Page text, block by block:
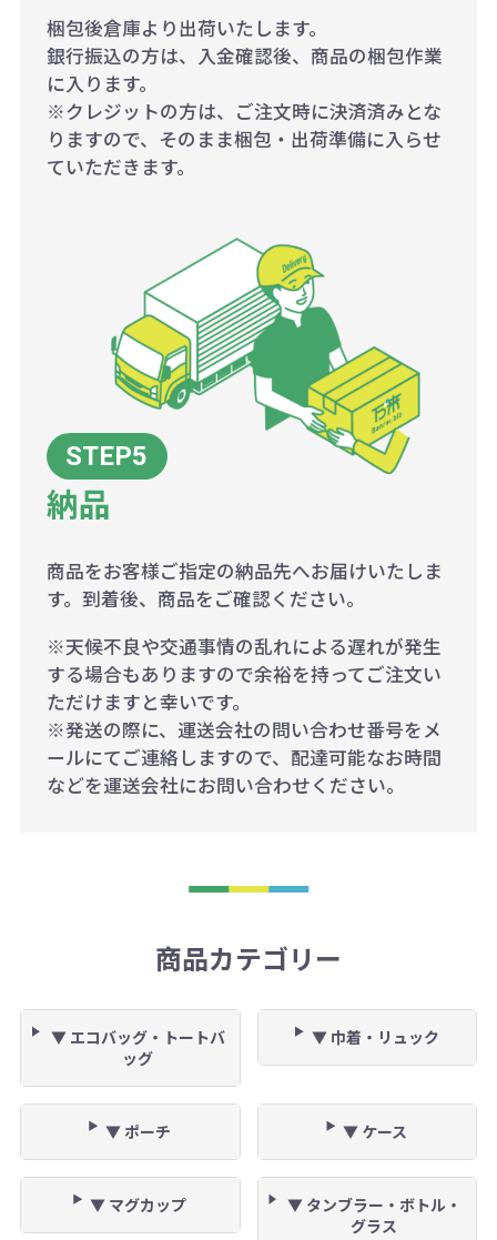
梱包後倉庫より出荷いたします。
銀行振込の方は、入金確認後、商品の梱包作業
に入ります。
※クレジットの方は、ご注文時に決済済みとな
りますので、そのまま梱包・出荷準備に入らせ
ていただきます。
納品
商品をお客様ご指定の納品先へお届けいたしま
す。到着後、商品をご確認ください。
※天候不良や交通事情の乱れによる遅れが発生
する場合もありますので余裕を持ってご注文い
ただけますと幸いです。
※発送の際に、運送会社の問い合わせ番号をメ
ールにてご連絡しますので、配達可能なお時間
などを運送会社にお問い合わせください。
商品カテゴリー
▼ エコバッグ・トートバ
ッグ
▼ 巾着・リュック
▼ ポーチ ▼ ケース
▼ マグカップ
▼ タンブラー・ボトル・
グラス